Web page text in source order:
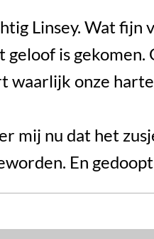
Linsey. Wat fijn
geloof is gekomen.
waarlijk onze
mij nu dat het
En